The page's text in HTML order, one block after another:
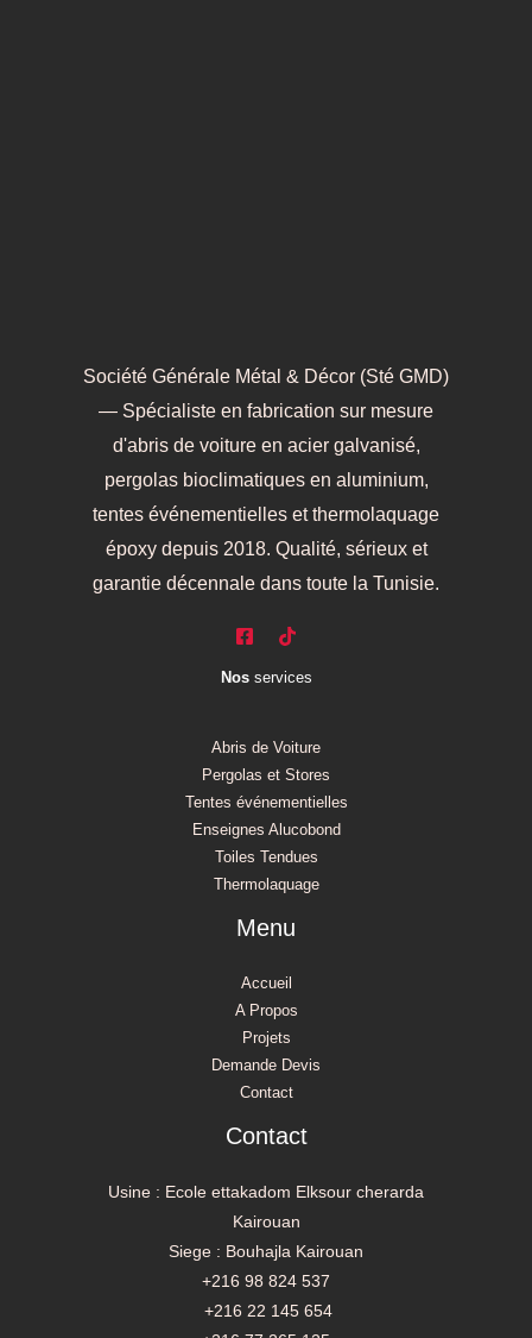
Société Générale Métal & Décor (Sté GMD)
— Spécialiste en fabrication sur mesure
d'abris de voiture en acier galvanisé,
pergolas bioclimatiques en aluminium,
tentes événementielles et thermolaquage
époxy depuis 2018. Qualité, sérieux et
garantie décennale dans toute la Tunisie.
Nos services
Abris de Voiture
Pergolas et Stores
Tentes événementielles
Enseignes Alucobond
Toiles Tendues
Thermolaquage
Menu
Accueil
A Propos
Projets
Demande Devis
Contact
Contact
Usine : Ecole ettakadom Elksour cherarda
Kairouan
Siege : Bouhajla Kairouan
+216 98 824 537
+216 22 145 654